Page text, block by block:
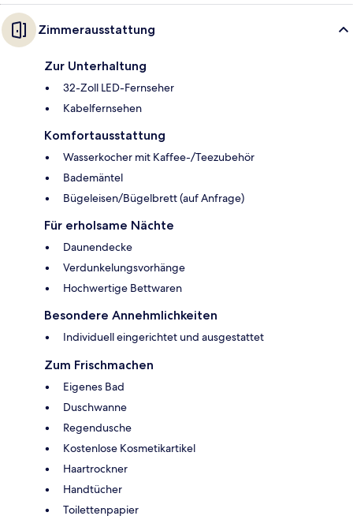
Zimmerausstattung
Zur Unterhaltung
32-Zoll LED-Fernseher
Kabelfernsehen
Komfortausstattung
Wasserkocher mit Kaffee-/Teezubehör
Bademäntel
Bügeleisen/Bügelbrett (auf Anfrage)
Für erholsame Nächte
Daunendecke
Verdunkelungsvorhänge
Hochwertige Bettwaren
Besondere Annehmlichkeiten
Individuell eingerichtet und ausgestattet
Zum Frischmachen
Eigenes Bad
Duschwanne
Regendusche
Kostenlose Kosmetikartikel
Haartrockner
Handtücher
Toilettenpapier